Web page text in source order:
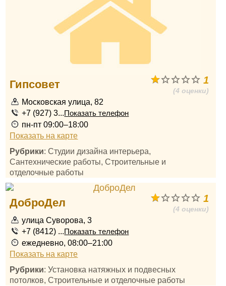
1
(4 оценки)
Гипсовет
Московская улица, 82
+7 (927) 3...Показать телефон
пн-пт 09:00–18:00
Показать на карте
Рубрики: Студии дизайна интерьера,
Сантехнические работы, Строительные и
отделочные работы
1
(4 оценки)
ДоброДел
улица Суворова, 3
+7 (8412) ...Показать телефон
ежедневно, 08:00–21:00
Показать на карте
Рубрики: Установка натяжных и подвесных
потолков, Строительные и отделочные работы